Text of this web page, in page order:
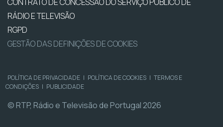
RÁDIO E TELEVISÃO
RGPD
GESTÃO DAS DEFINIÇÕES DE COOKIES
POLÍTICA DE PRIVACIDADE | POLÍTICA DE COOKIES | TERMOS E
CONDIÇÕES | PUBLICIDADE
© RTP, Rádio e Televisão de Portugal 2026